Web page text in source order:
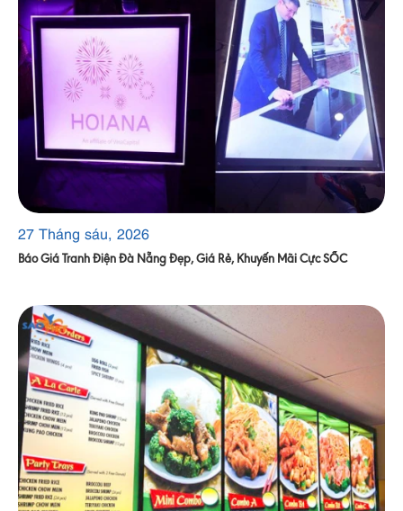
27 Tháng sáu, 2026
Báo Giá Tranh Điện Đà Nẵng Đẹp, Giá Rẻ, Khuyến Mãi Cực SỐC